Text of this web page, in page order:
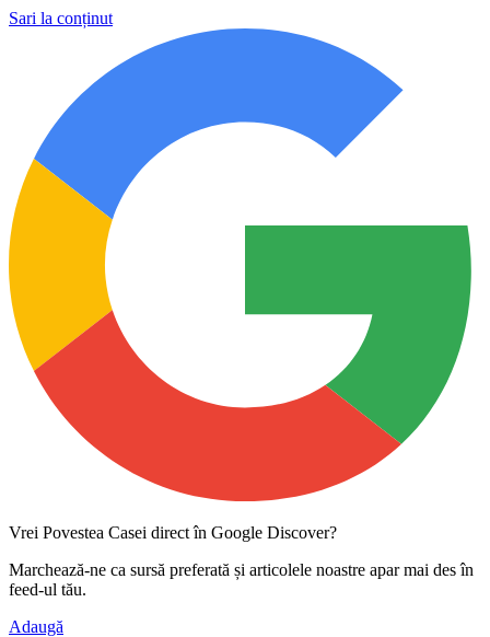
Sari la conținut
Vrei Povestea Casei direct în Google Discover?
Marchează-ne ca sursă preferată și articolele noastre apar mai des în
feed-ul tău.
Adaugă